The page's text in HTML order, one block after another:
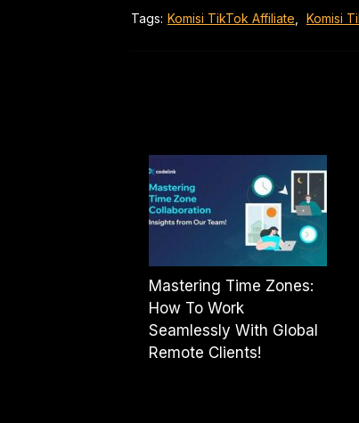
Tags: Komisi TikTok Affiliate Komisi
Mastering Time Zones:
How To Work
Seamlessly With Global
Remote Clients!